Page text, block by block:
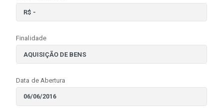
Finalidade
Data de Abertura